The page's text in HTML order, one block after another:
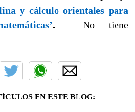
y cálculo orientales para
.No tiene
EN ESTE BLOG: